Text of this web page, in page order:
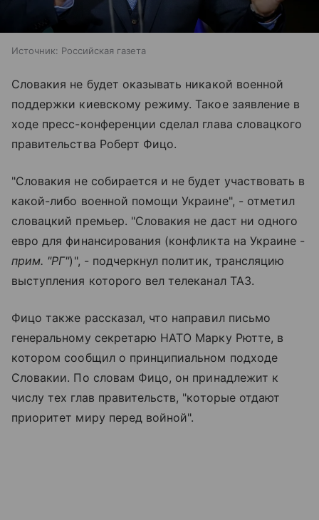
Источник: Российская газета
Словакия не будет оказывать никакой военной
поддержки киевскому режиму. Такое заявление в
ходе пресс-конференции сделал глава словацкого
правительства Роберт Фицо.
"Словакия не собирается и не будет участвовать в
какой-либо военной помощи Украине", - отметил
словацкий премьер. "Словакия не даст ни одного
евро для финансирования (конфликта на Украине -
прим. "РГ")", - подчеркнул политик, трансляцию
выступления которого вел телеканал ТА3.
Фицо также рассказал, что направил письмо
генеральному секретарю НАТО Марку Рютте, в
котором сообщил о принципиальном подходе
Словакии. По словам Фицо, он принадлежит к
числу тех глав правительств, "которые отдают
приоритет миру перед войной".